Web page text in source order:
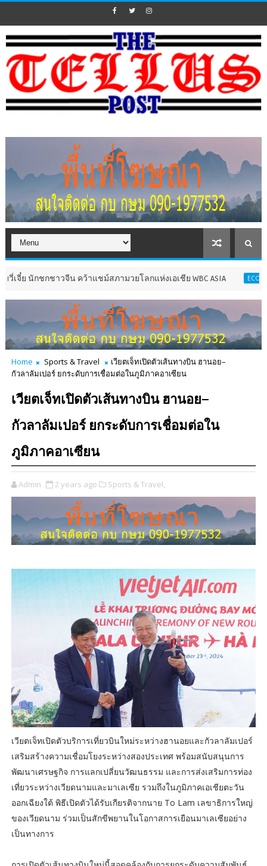
ชาวจีน คว้าแชม์สภามวยโลกแห่งเอเชีย WBC ASIA ECONOMY หงส์
Home Sports & Travel
เวียตเจ็ทเปิดตัวเส้นทางบิน ฮานอย–
กัวลาลัมเปอร์ ยกระดับการเชื่อมต่อในภูมิภาคอาเซียน
เวียตเจ็ทเปิดตัวเส้นทางบิน ฮานอย–
กัวลาลัมเปอร์ ยกระดับการเชื่อมต่อใน
ภูมิภาคอาเซียน
Admin 2 years ago Sports & Travel,
เวียตเจ็ทเปิดตัวบริการเที่ยวบินใหม่ระหว่างฮานอยและกัวลาลัมเปอร์
เสริมสร้างความเชื่อมโยงระหว่างสองประเทศ พร้อมสนับสนุนการ
พัฒนาเศรษฐกิจ การแลกเปลี่ยนวัฒนธรรม และการส่งเสริมการท่อง
เที่ยวระหว่างเวียดนามและมาเลเซีย รวมถึงในภูมิภาคเอเชียตะวัน
ออกเฉียงใต้ พิธีเปิดตัวได้รับเกียรติจากนาย To Lam เลขาธิการใหญ่
ของเวียดนาม ร่วมเป็นสักขีพยานในโอกาสการเยือนมาเลเซียอย่าง
เป็นทางการ